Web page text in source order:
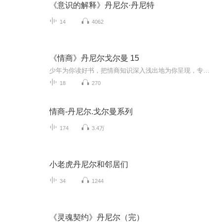
《意识的解释》丹尼尔·丹尼特
14 4062
《情商》丹尼尔戈尔曼 15
18 270
情商-丹尼尔.戈尔曼系列
174 3.4万
小老虎丹尼尔和邻居们
34 1244
《灵魂契约》丹尼尔（完）